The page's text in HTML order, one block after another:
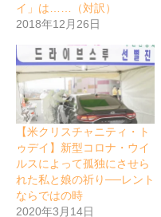
イ」は……（対訳）
2018年12月26日
【米クリスチャニティ・ト
ゥデイ】新型コロナ・ウイ
ルスによって孤独にさせら
れた私と娘の祈り──レント
ならではの時
2020年3月14日